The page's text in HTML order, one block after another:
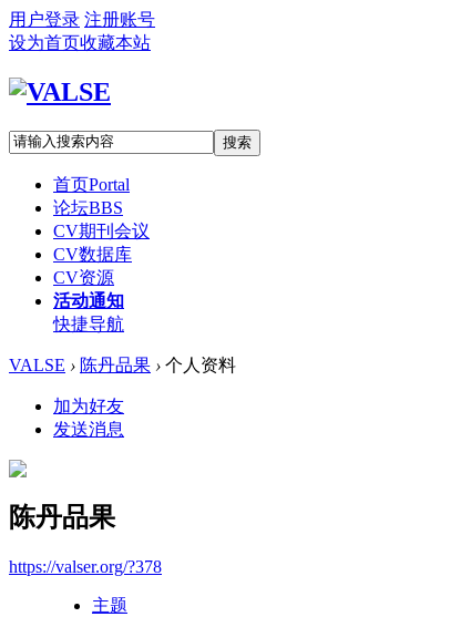
用户登录 注册账号
设为首页收藏本站
搜索
首页Portal
论坛BBS
CV期刊会议
CV数据库
CV资源
活动通知
快捷导航
VALSE › 陈丹品果 › 个人资料
加为好友
发送消息
陈丹品果
https://valser.org/?378
主题